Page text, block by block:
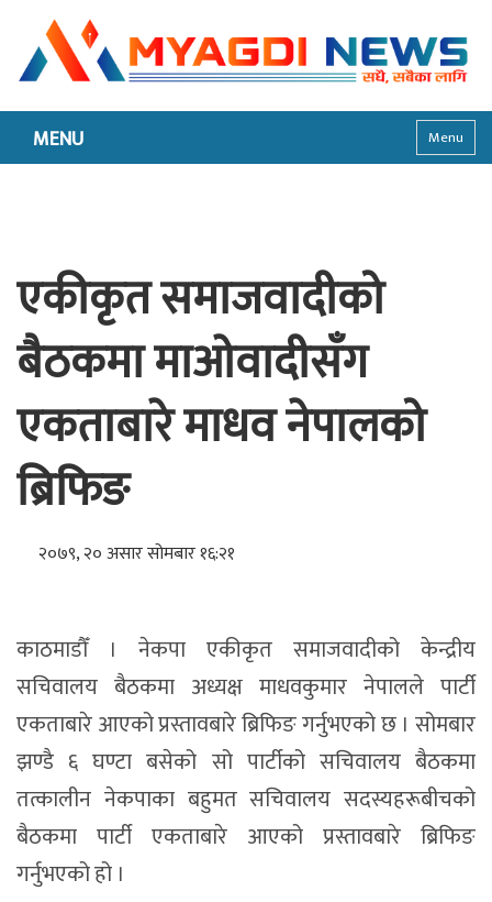
MENU Menu
एकीकृत समाजवादीको
बैठकमा माओवादीसँग
एकताबारे माधव नेपालको
ब्रिफिङ
२०७९, २० असार सोमबार १६:२१
काठमाडौँ । नेकपा एकीकृत समाजवादीको केन्द्रीय
सचिवालय बैठकमा अध्यक्ष माधवकुमार नेपालले पार्टी
एकताबारे आएको प्रस्तावबारे ब्रिफिङ गर्नुभएको छ । सोमबार
झण्डै ६ घण्टा बसेको सो पार्टीको सचिवालय बैठकमा
तत्कालीन नेकपाका बहुमत सचिवालय सदस्यहरूबीचको
बैठकमा पार्टी एकताबारे आएको प्रस्तावबारे ब्रिफिङ
गर्नुभएको हो ।